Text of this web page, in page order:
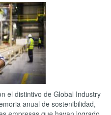
el distintivo de Global Industry
anual de sostenibilidad,